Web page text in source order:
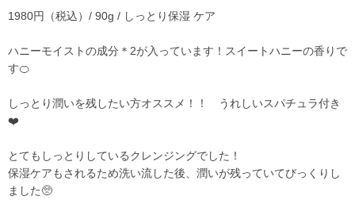
1980円（税込）/ 90g / しっとり保湿 ケア
ハニーモイストの成分＊2が入っています！スイートハニーの香りで
す🍊
しっとり潤いを残したい方オススメ！！ うれしいスパチュラ付き
❤️
とてもしっとりしているクレンジングでした！
保湿ケアもされるため洗い流した後、潤いが残っていてびっくりし
ました🥺